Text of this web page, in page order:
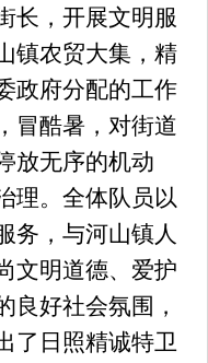
长，开展文明服
镇农贸大集，精
政府分配的工作
冒酷暑，对街道
放无序的机动
理。全体队员以
务，与河山镇人
文明道德、爱护
良好社会氛围，
了日照精诚特卫